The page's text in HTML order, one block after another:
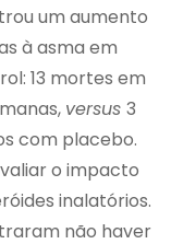
um aumento
à asma em
13 mortes em
versus 3
com placebo.
o impacto
inalatórios.
não haver